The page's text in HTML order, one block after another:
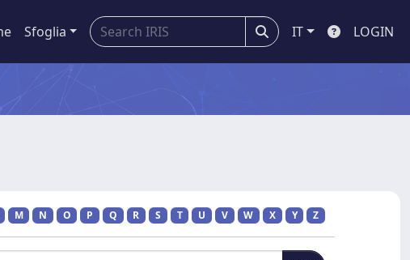
Sfoglia IT LOGIN
M N O P Q R S T U V W X Y Z